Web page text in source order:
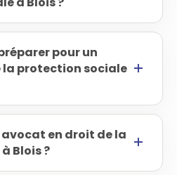
pour un
protection sociale
en droit de la
Blois ?